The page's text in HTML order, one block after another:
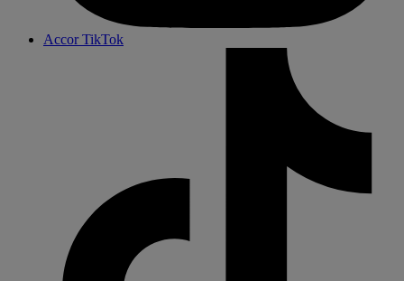
Accor TikTok